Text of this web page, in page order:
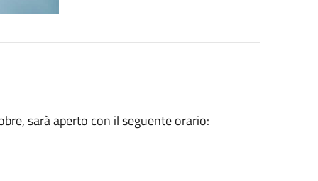
sarà aperto con il seguente orario: